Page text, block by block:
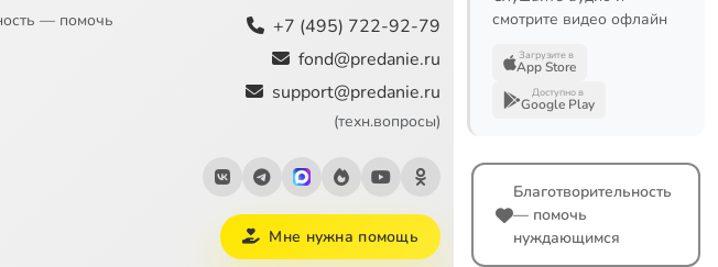
— помочь
+7 (495) 722-92-79
fond@predanie.ru
support@predanie.ru
(техн.вопросы)
Мне нужна помощь
смотрите видео офлайн
Загрузите в
App Store
Доступно в
Google Play
Благотворительность
— помочь
нуждающимся